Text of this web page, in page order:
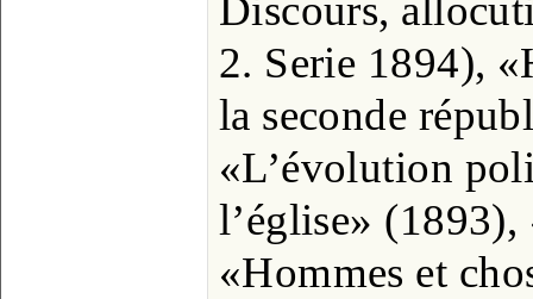
Discours,
2. Serie 1894),
la seconde
«L’évolution
l’église»
«Hommes et